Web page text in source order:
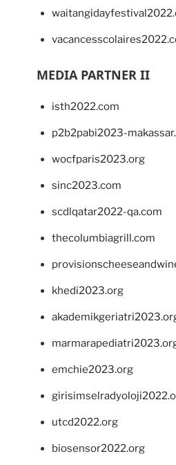
MEDIA PARTNER II
isth2022.com
p2b2pabi2023-
wocfparis2023.org
sinc2023.com
scdlqatar2022-qa.com
thecolumbiagrill.com
khedi2023.org
emchie2023.org
utcd2022.org
biosensor2022.org